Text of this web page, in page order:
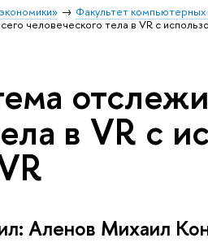
Факультет компьютерных
человеческого тела в VR с
в VR с
Аленов Михаил